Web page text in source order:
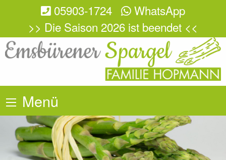
05903-1724
WhatsApp
>> Die Saison 2026 ist beendet <<
Menü